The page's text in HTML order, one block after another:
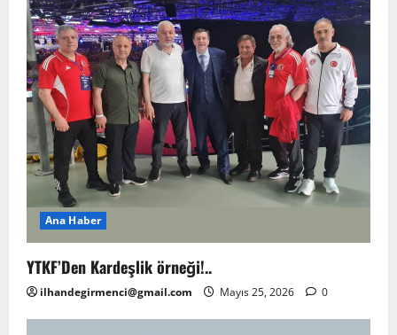
Ana Haber
YTKF’Den Kardeşlik örneği!..
ilhandegirmenci@gmail.com Mayıs 25, 2026 0